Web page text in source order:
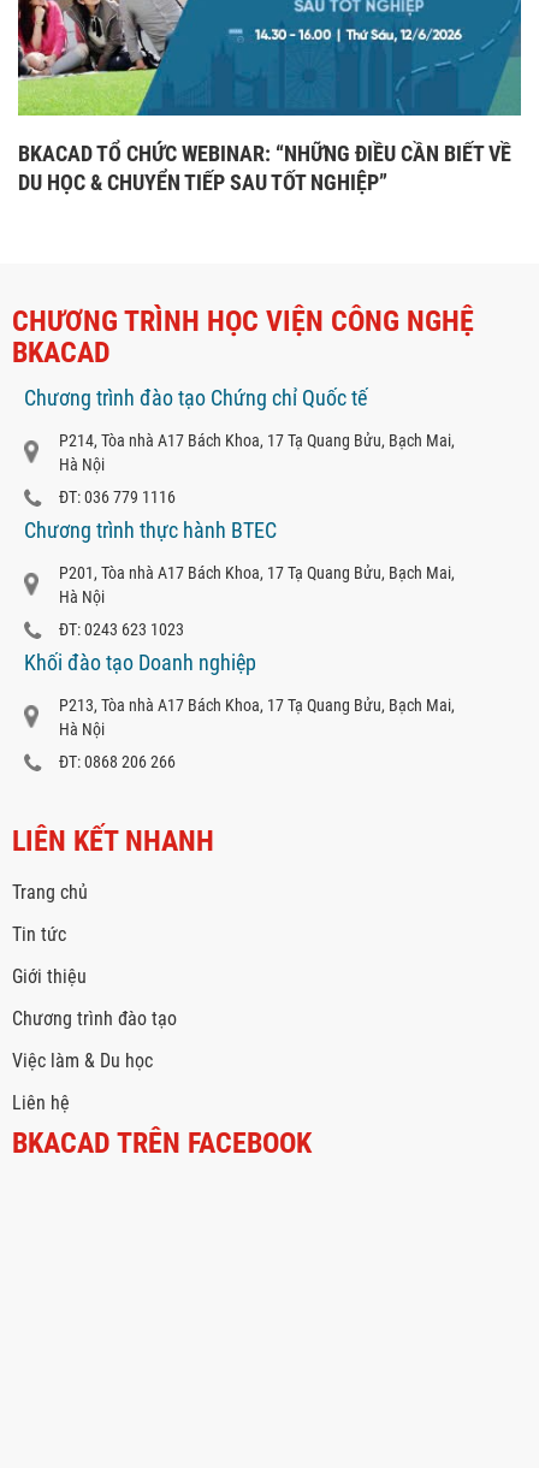
BKACAD TỔ CHỨC WEBINAR: “NHỮNG ĐIỀU CẦN BIẾT VỀ
DU HỌC & CHUYỂN TIẾP SAU TỐT NGHIỆP”
CHƯƠNG TRÌNH HỌC VIỆN CÔNG NGHỆ
BKACAD
Chương trình đào tạo Chứng chỉ Quốc tế
P214, Tòa nhà A17 Bách Khoa, 17 Tạ Quang Bửu, Bạch Mai,
Hà Nội
ĐT: 036 779 1116
Chương trình thực hành BTEC
P201, Tòa nhà A17 Bách Khoa, 17 Tạ Quang Bửu, Bạch Mai,
Hà Nội
ĐT: 0243 623 1023
Khối đào tạo Doanh nghiệp
P213, Tòa nhà A17 Bách Khoa, 17 Tạ Quang Bửu, Bạch Mai,
Hà Nội
ĐT: 0868 206 266
LIÊN KẾT NHANH
Trang chủ
Tin tức
Giới thiệu
Chương trình đào tạo
Việc làm & Du học
Liên hệ
BKACAD TRÊN FACEBOOK